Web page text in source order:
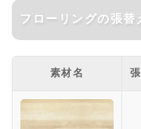
フローリングの張
素材名